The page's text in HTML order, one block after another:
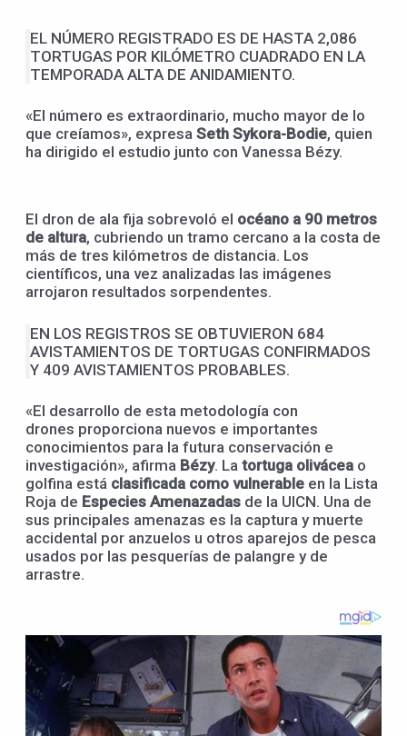
EL NÚMERO REGISTRADO ES DE HASTA 2,086
TORTUGAS POR KILÓMETRO CUADRADO EN LA
TEMPORADA ALTA DE ANIDAMIENTO.
«El número es extraordinario, mucho mayor de lo
que creíamos», expresa Seth Sykora-Bodie, quien
ha dirigido el estudio junto con Vanessa Bézy.
El dron de ala fija sobrevoló el océano a 90 metros
de altura, cubriendo un tramo cercano a la costa de
más de tres kilómetros de distancia. Los
científicos, una vez analizadas las imágenes
arrojaron resultados sorpendentes.
EN LOS REGISTROS SE OBTUVIERON 684
AVISTAMIENTOS DE TORTUGAS CONFIRMADOS
Y 409 AVISTAMIENTOS PROBABLES.
«El desarrollo de esta metodología con
drones proporciona nuevos e importantes
conocimientos para la futura conservación e
investigación», afirma Bézy. La tortuga olivácea o
golfina está clasificada como vulnerable en la Lista
Roja de Especies Amenazadas de la UICN. Una de
sus principales amenazas es la captura y muerte
accidental por anzuelos u otros aparejos de pesca
usados por las pesquerías de palangre y de
arrastre.